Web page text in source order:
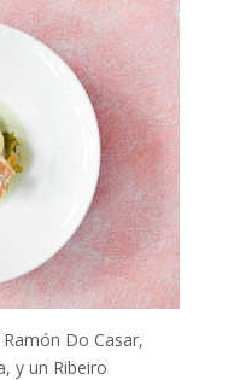
Do Casar,
y un Ribeiro